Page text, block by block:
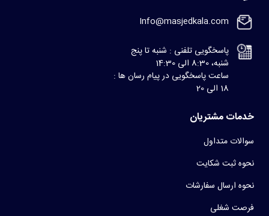
Info@masjedkala.com
پاسخگویی تلفنی : شنبه تا پنج
شنبه، 8:30 الی 14:30
ساعت پاسخگویی در پیام رسان ها :
18 الی 20
خدمات مشتریان
سوالات متداول
نحوه ثبت شکایت
نحوه ارسال سفارشات
فرصت شغلی